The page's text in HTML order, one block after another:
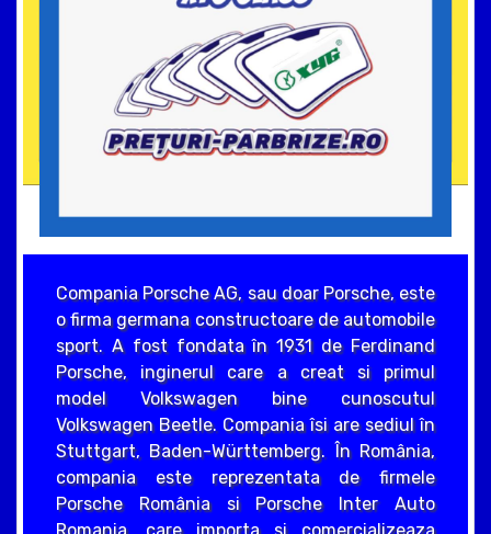
Compania Porsche AG, sau doar Porsche, este
o firma germana constructoare de automobile
sport. A fost fondata în 1931 de Ferdinand
Porsche, inginerul care a creat si primul
model Volkswagen bine cunoscutul
Volkswagen Beetle. Compania îsi are sediul în
Stuttgart, Baden-Württemberg. În România,
compania este reprezentata de firmele
Porsche România si Porsche Inter Auto